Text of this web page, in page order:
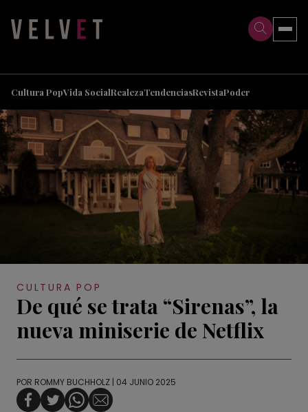
Cultura PopVida SocialRealezaTendenciasRevistaPoder
CULTURA POP
De qué se trata “Sirenas”, la
nueva miniserie de Netflix
POR ROMMY BUCHHOLZ | 04 JUNIO 2025